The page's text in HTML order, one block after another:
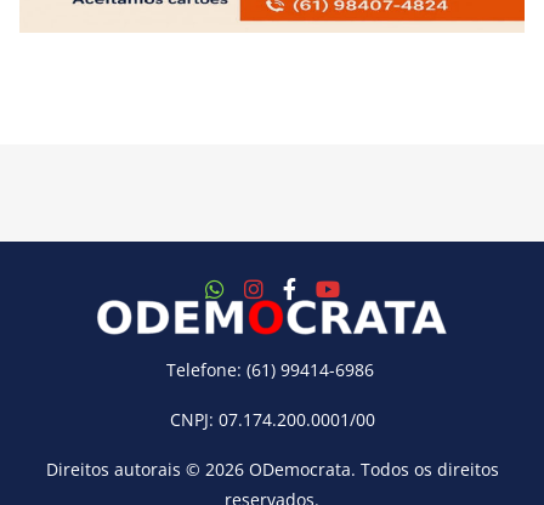
Telefone: (61) 99414-6986
CNPJ: 07.174.200.0001/00
Direitos autorais © 2026 ODemocrata. Todos os direitos
reservados.